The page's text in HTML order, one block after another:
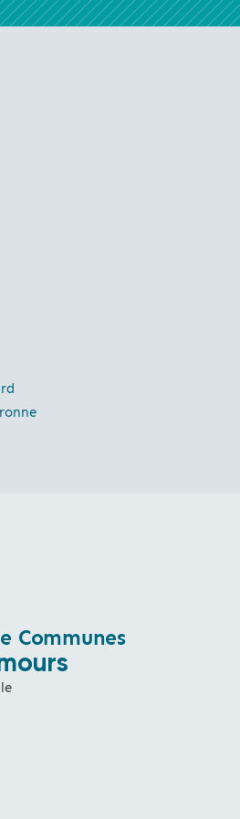
Communes